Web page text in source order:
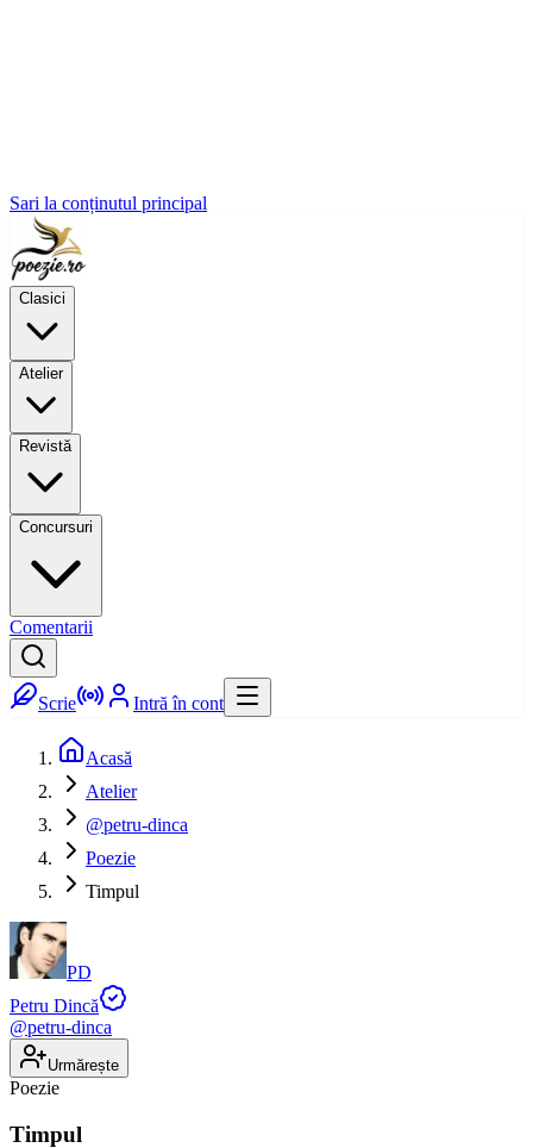
Sari la conținutul principal
Clasici
Atelier
Revistă
Concursuri
Comentarii
Scrie Intră în cont
Acasă
Atelier
@petru-dinca
Poezie
Timpul
PD
Petru Dincă
@petru-dinca
Urmărește
Poezie
Timpul